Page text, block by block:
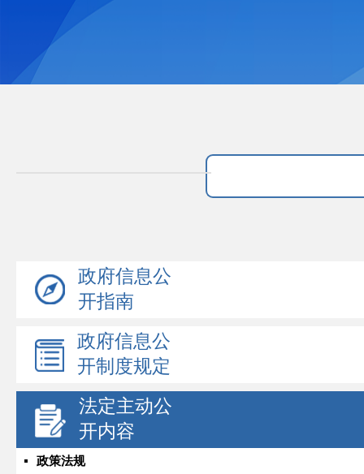
政府信息公
开指南
政府信息公
开制度规定
法定主动公
开内容
政策法规